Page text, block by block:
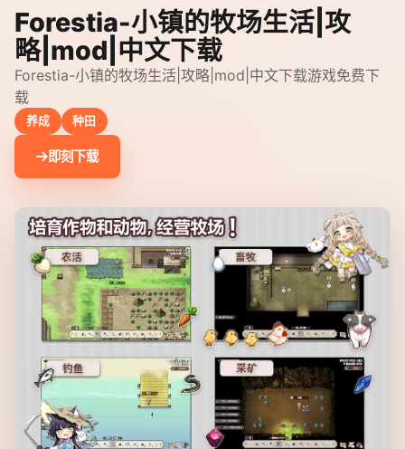
Forestia-小镇的牧场生活|攻
略|mod|中文下载
Forestia-小镇的牧场生活|攻略|mod|中文下载游戏免费下
载
养成 种田
即刻下载